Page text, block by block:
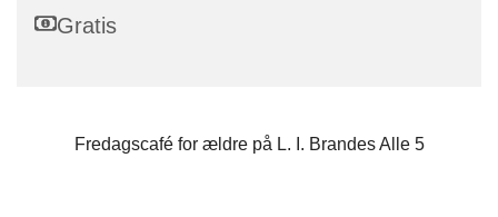
Gratis
Fredagscafé for ældre på L. I. Brandes Alle 5